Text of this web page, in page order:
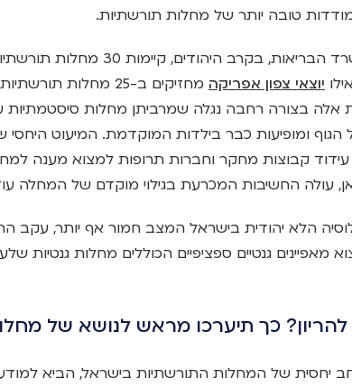
טובה יותר של מחלות תורשתיות.
בקרב היהודים, קיימות 30 מחלות תורשתיות
יוצאי צפון אפריקה
מחזיקים ב-25 מחלות
אלה בצורה רחבה נגלה שמרביתן מחלות סיסטמתיות
הגוף ומופיעות כבר בילדות המוקדמת. המיעוט היחסי
קבוצות מחקר וחברות תרופות למצוא מענה
עולה החשיבות המכרעת בגילוי מוקדם של המחלה
הלא יהודית בישראל המצב חמור אף יותר, עקב
מאפיינים גנטיים ספציפיים הכוללים מחלות גנטיות
להריון? כך תיערכו מראש לנושא של
יחסית של המחלות התורשתיות בישראל, הביא